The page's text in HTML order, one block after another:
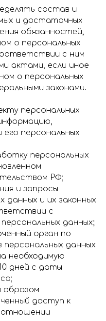
состав и
и достаточных
обязанностей,
о персональных
с ним
актами, если иное
о персональных
законами.
персональных
персональных
персональных
РФ;
и запросы
данных и их законных
с
данных;
орган по
данных
необходимую
дней с даты
образом
доступ к